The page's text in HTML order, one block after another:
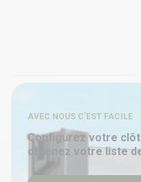
AVEC NOUS C’EST FACILE
Configurez votre
obtenez votre liste